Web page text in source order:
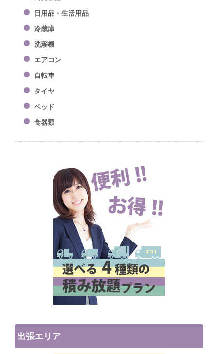
日用品・生活用品
冷蔵庫
洗濯機
エアコン
自転車
タイヤ
ベッド
食器類
出張エリア